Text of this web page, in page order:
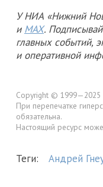
У НИА «Нижний
и MAX.
главных событий,
и оперативной
Copyright ©
При перепечатке
обязательна.
Настоящий ресурс
Теги: Андрей